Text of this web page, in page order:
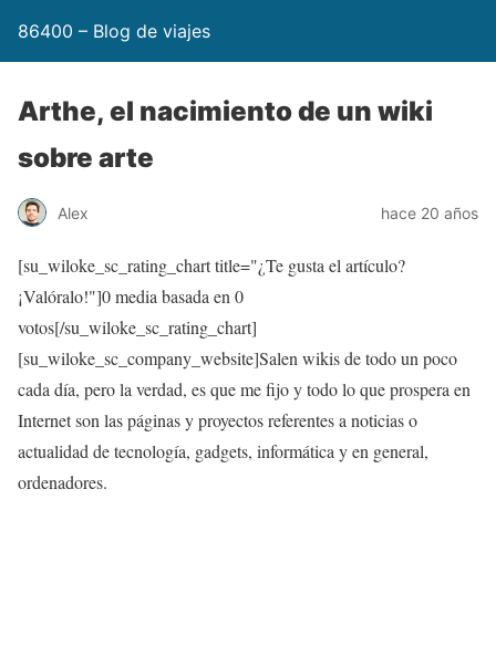
86400 – Blog de viajes
Arthe, el nacimiento de un wiki
sobre arte
Alex hace 20 años
[su_wiloke_sc_rating_chart title="¿Te gusta el artículo?
¡Valóralo!"]0media basada en 0
votos[/su_wiloke_sc_rating_chart]
[su_wiloke_sc_company_website]Salen wikis de todo un poco
cada día, pero la verdad, es que me fijo y todo lo que prospera en
Internet son las páginas y proyectos referentes a noticias o
actualidad de tecnología, gadgets, informática y en general,
ordenadores.